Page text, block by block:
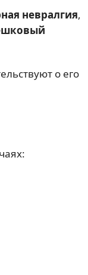
невралгия,
о его